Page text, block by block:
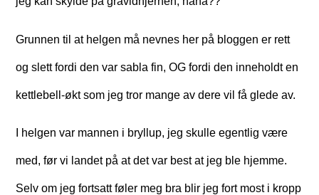
Grunnen til at helgen må nevnes her på bloggen er rett
og slett fordi den var sabla fin, OG fordi den inneholdt en
kettlebell-økt som jeg tror mange av dere vil få glede av.
I helgen var mannen i bryllup, jeg skulle egentlig være
med, før vi landet på at det var best at jeg ble hjemme.
Selv om jeg fortsatt føler meg bra blir jeg fort most i kropp